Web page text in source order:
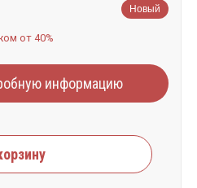
Новый
от 40%
информацию